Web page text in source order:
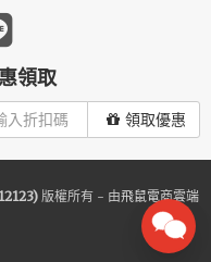
領取
領取優惠
版權所有 - 由飛鼠電商雲端